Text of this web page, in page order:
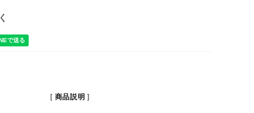
商品説明